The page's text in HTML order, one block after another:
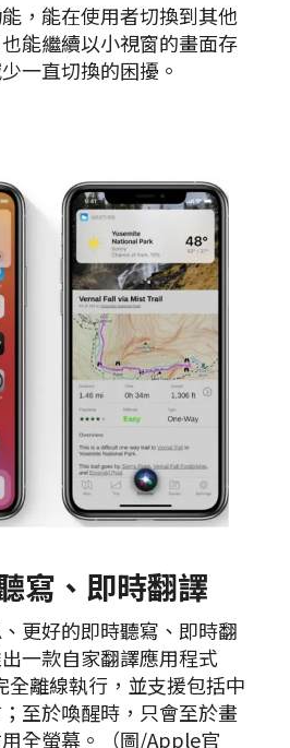
，能在使用者切換到其他
能繼續以小視窗的畫面存
一直切換的困擾。
寫、即時翻譯
更好的即時聽寫、即時翻
一款自家翻譯應用程式
離線執行，並支援包括中
至於喚醒時，只會至於畫
全螢幕。（圖/Apple官